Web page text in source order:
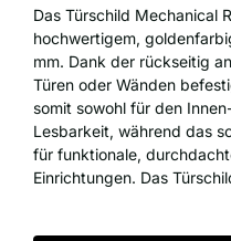
Das Türschild Mechanical
hochwertigem,
mm. Dank der rückseitig
Türen oder Wänden
somit sowohl für den
Lesbarkeit, während das
für funktionale,
Einrichtungen. Das